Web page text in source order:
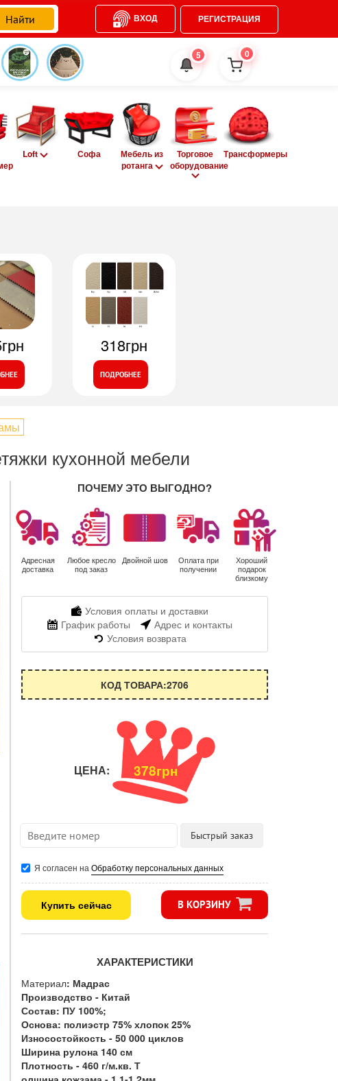
ВХОД РЕГИСТРАЦИЯ
5 0
Loft Софа
Мебель из
ротанга
Торговое
оборудование
Трансформеры
318грн
ПОДРОБНЕЕ
кухонной мебели
ПОЧЕМУ ЭТО ВЫГОДНО?
Адресная
доставка
Любое кресло
под заказ
Двойной шов
Оплата при
получении
Хороший
подарок
близкому
Условия оплаты и доставки
График работы
Адрес и контакты
Условия возврата
КОД ТОВАРА:2706
ЦЕНА: 378грн
Я согласен на Обработку персональных данных
Купить сейчас В КОРЗИНУ
ХАРАКТЕРИСТИКИ
Материал: Мадрас
Производство - Китай
Состав: ПУ 100%;
Основа: полиэстр 75% хлопок 25%
Износостойкость - 50 000 циклов
Ширина рулона 140 см
Плотность - 460 г/м.кв. Т